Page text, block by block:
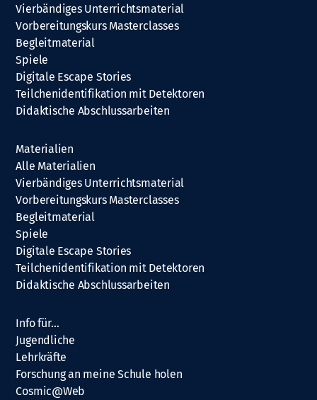
Vierbändiges Unterrichtsmaterial
Vorbereitungskurs Masterclasses
Begleitmaterial
Spiele
Digitale Escape Stories
Teilchenidentifikation mit Detektoren
Didaktische Abschlussarbeiten
Materialien
Alle Materialien
Vierbändiges Unterrichtsmaterial
Vorbereitungskurs Masterclasses
Begleitmaterial
Spiele
Digitale Escape Stories
Teilchenidentifikation mit Detektoren
Didaktische Abschlussarbeiten
Info für…
Jugendliche
Lehrkräfte
Forschung an meine Schule holen
Cosmic@Web